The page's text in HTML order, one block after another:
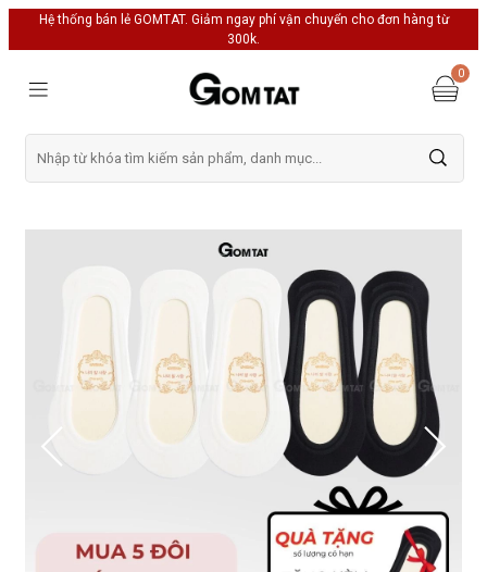
Hệ thống bán lẻ GOMTAT. Giảm ngay phí vận chuyển cho đơn hàng từ
300k.
0